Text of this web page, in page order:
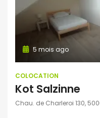
5 mois ago
COLOCATION
Kot Salzinne
Chau. de Charleroi 130,